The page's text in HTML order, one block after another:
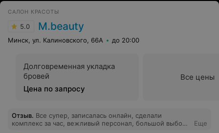
САЛОН КРАСОТЫ
5.0 M.beauty
Минск, ул. Калиновского, 66А до 20:00
Долговременная укладка
бровей
Цена по запросу
Все цены
Отзыв. Все супер, записалась онлайн, сделали
комплекс за час, вежливый персонал, большой выбор
Еще